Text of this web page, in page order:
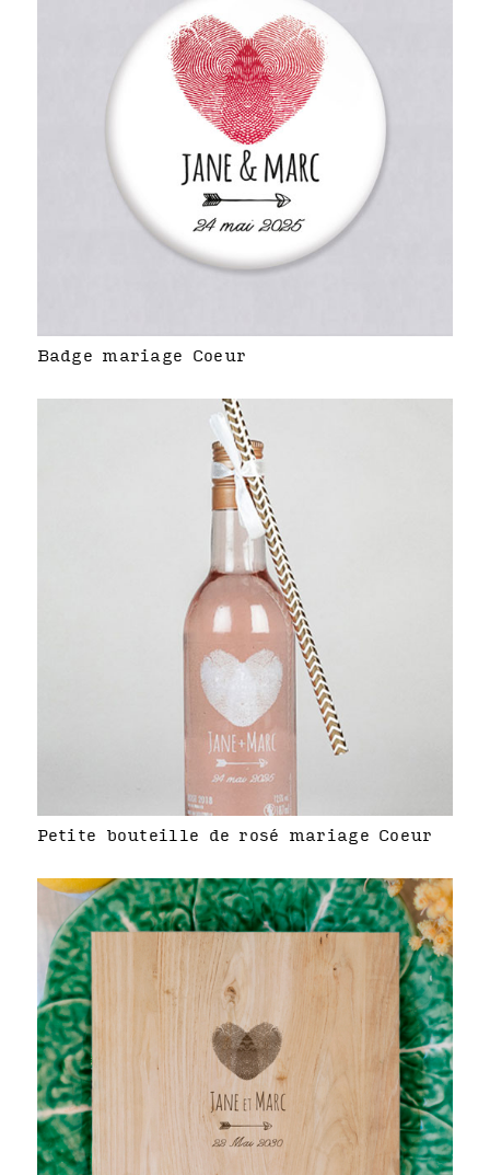
Badge mariage Coeur
Petite bouteille de rosé mariage Coeur